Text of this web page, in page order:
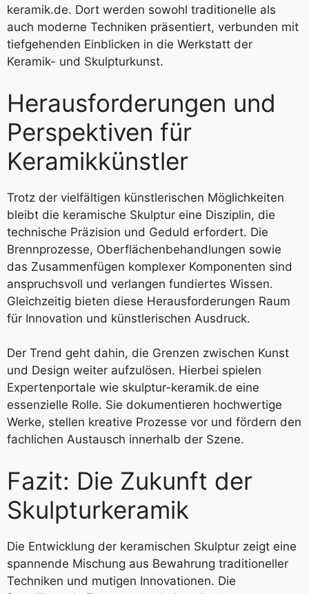
keramik.de. Dort werden sowohl traditionelle als
auch moderne Techniken präsentiert, verbunden mit
tiefgehenden Einblicken in die Werkstatt der
Keramik- und Skulpturkunst.
Herausforderungen und
Perspektiven für
Keramikkünstler
Trotz der vielfältigen künstlerischen Möglichkeiten
bleibt die keramische Skulptur eine Disziplin, die
technische Präzision und Geduld erfordert. Die
Brennprozesse, Oberflächenbehandlungen sowie
das Zusammenfügen komplexer Komponenten sind
anspruchsvoll und verlangen fundiertes Wissen.
Gleichzeitig bieten diese Herausforderungen Raum
für Innovation und künstlerischen Ausdruck.
Der Trend geht dahin, die Grenzen zwischen Kunst
und Design weiter aufzulösen. Hierbei spielen
Expertenportale wie skulptur-keramik.de eine
essenzielle Rolle. Sie dokumentieren hochwertige
Werke, stellen kreative Prozesse vor und fördern den
fachlichen Austausch innerhalb der Szene.
Fazit: Die Zukunft der
Skulpturkeramik
Die Entwicklung der keramischen Skulptur zeigt eine
spannende Mischung aus Bewahrung traditioneller
Techniken und mutigen Innovationen. Die